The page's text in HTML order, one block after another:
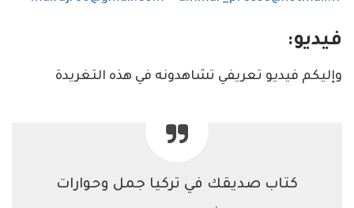
فيديو:
وإليكم فيديو تعريفي تشاهدونه في هذه التغريدة
كتاب صديقك في تركيا جمل وحوارات